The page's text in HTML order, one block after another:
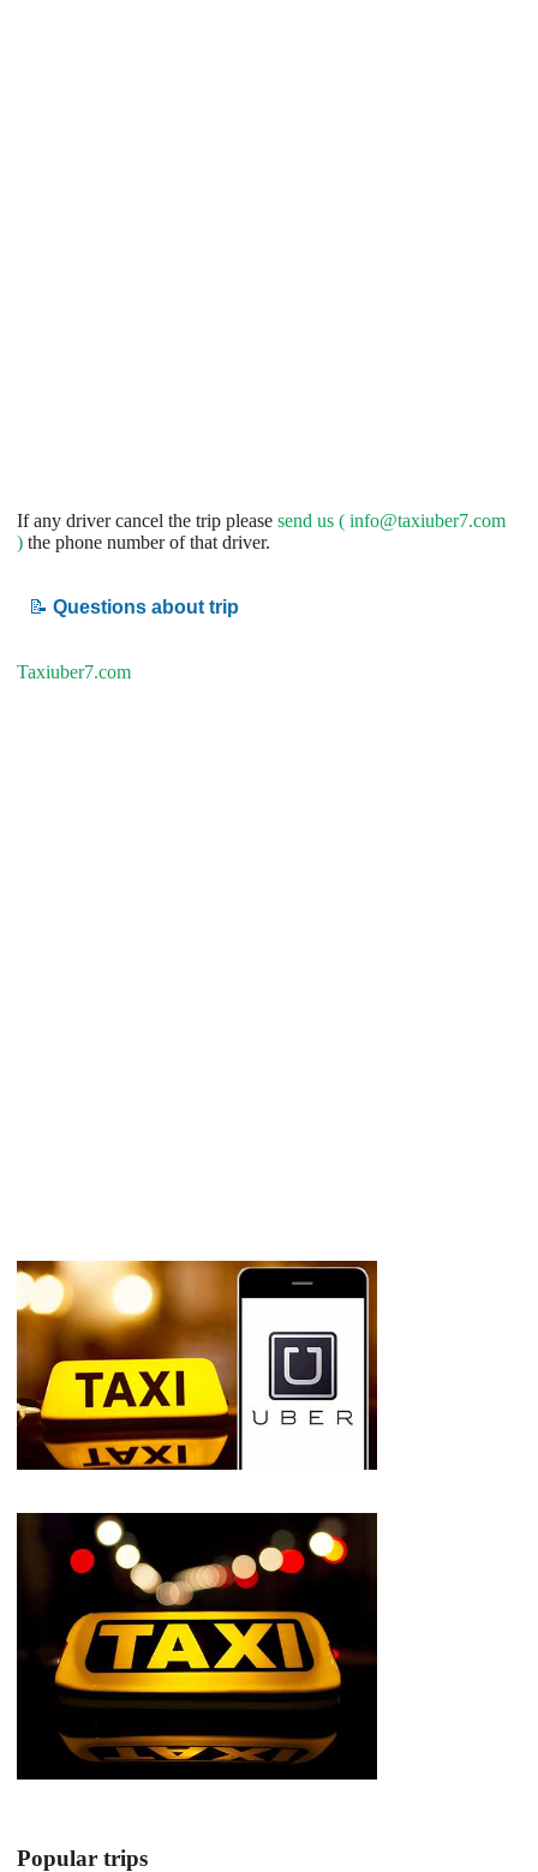
If any driver cancel the trip please send us ( info@taxiuber7.com
) the phone number of that driver.
📝 Questions about trip
Taxiuber7.com
Popular trips